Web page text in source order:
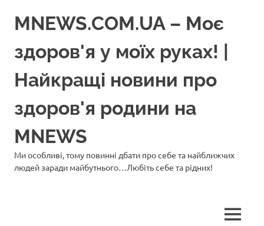
MNEWS.COM.UA – Моє
здоров'я у моїх руках! |
Найкращі новини про
здоров'я родини на
MNEWS
Ми особливі, тому повинні дбати про себе та найближчих
людей заради майбутнього…Любіть себе та рідних!
МЕНЮ